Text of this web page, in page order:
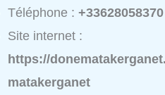
Téléphone :+33628058370
Site internet :
https://
matakerganet